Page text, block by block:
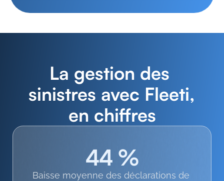
La gestion des
sinistres avec Fleeti,
en chiffres
44 %
Baisse moyenne des déclarations de